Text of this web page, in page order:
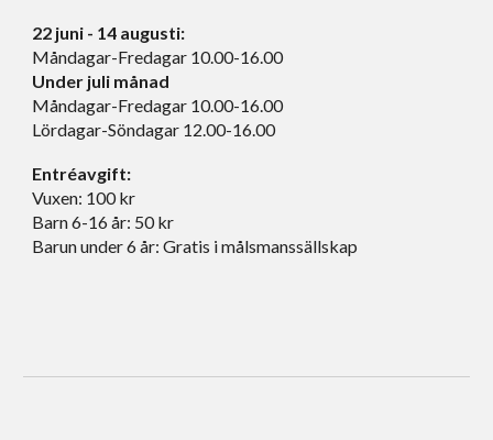
22 juni - 14 augusti:
Måndagar-Fredagar 10.00-16.00
Under juli månad
Måndagar-Fredagar 10.00-16.00
Lördagar-Söndagar 12.00-16.00
Entréavgift:
Vuxen: 100 kr
Barn 6-16 år: 50 kr
Barun under 6 år: Gratis i målsmanssällskap